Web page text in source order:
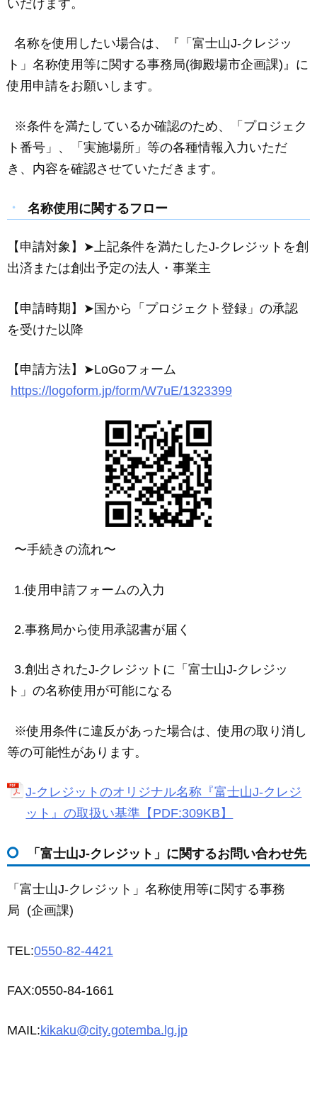
いだけます。
名称を使用したい場合は、『「富士山J-クレジッ
ト」名称使用等に関する事務局(御殿場市企画課)』に
使用申請をお願いします。
※条件を満たしているか確認のため、「プロジェク
ト番号」、「実施場所」等の各種情報入力いただ
き、内容を確認させていただきます。
名称使用に関するフロー
【申請対象】➤上記条件を満たしたJ-クレジットを創
出済または創出予定の法人・事業主
【申請時期】➤国から「プロジェクト登録」の承認
を受けた以降
【申請方法】➤LoGoフォーム
https://logoform.jp/form/W7uE/1323399
〜手続きの流れ〜
1.使用申請フォームの入力
2.事務局から使用承認書が届く
3.創出されたJ-クレジットに「富士山J-クレジッ
ト」の名称使用が可能になる
※使用条件に違反があった場合は、使用の取り消し
等の可能性があります。
J-クレジットのオリジナル名称『富士山J-クレジ
ット』の取扱い基準【PDF:309KB】
「富士山J-クレジット」に関するお問い合わせ先
「富士山J-クレジット」名称使用等に関する事務
局 (企画課)
TEL:0550-82-4421
FAX:0550-84-1661
MAIL:kikaku@city.gotemba.lg.jp